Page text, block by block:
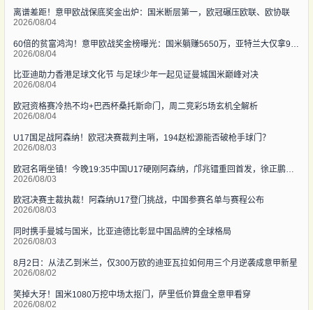
离谱差距！意甲欧战保底奖金出炉：国米断层第一，欧冠碾压欧联、欧协联
2026/08/04
2026/08/04
比亚迪助力香港足球文化节 与足球少年一起见证曼城国米巅峰对决
2026/08/04
欧冠资格赛冷热不均+巴西杯桑托斯命门，周二竞彩5场玄机全解析
2026/08/04
U17国足战阿森纳！欧冠决赛裁判主哨，194赵松源能否破枪手球门？
2026/08/03
欧冠名哨坐镇！今晚19:35中国U17硬刚阿森纳，邝兆镭重回首发，徐正鹏待命替补席
2026/08/03
欧冠决赛主裁执裁！阿森纳U17登门挑战，中国参赛名单与赛程公布
2026/08/03
同时携手曼城与国米，比亚迪德比彰显中国品牌的全球格局
2026/08/03
8月2日：从法乙到米兰，仅300万欧的迪亚瓦拉如何用三个月逆袭成意甲新星
2026/08/02
笑掉大牙！国米1080万挖中场太抠门，萨里低价算盘全意甲看穿
2026/08/02